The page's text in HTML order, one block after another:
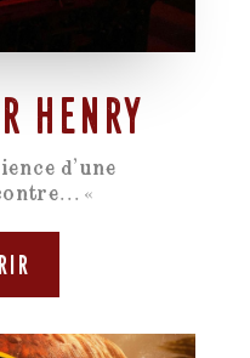
HENRY
d’une